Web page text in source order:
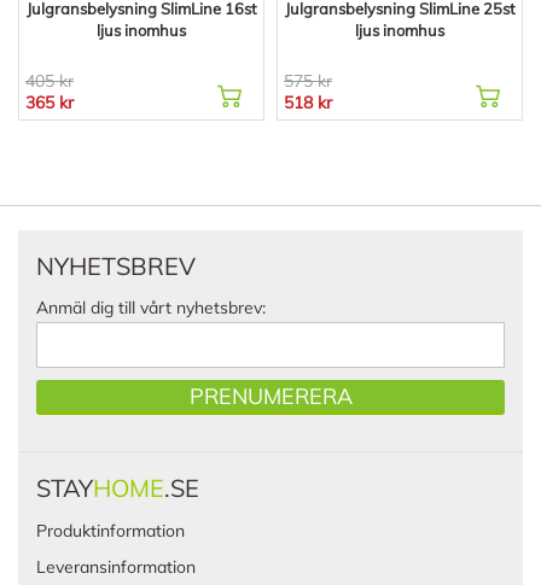
Julgransbelysning SlimLine 16st
ljus inomhus
405 kr
365 kr
Julgransbelysning SlimLine 25st
ljus inomhus
575 kr
518 kr
NYHETSBREV
Anmäl dig till vårt nyhetsbrev:
PRENUMERERA
STAYHOME.SE
Produktinformation
Leveransinformation